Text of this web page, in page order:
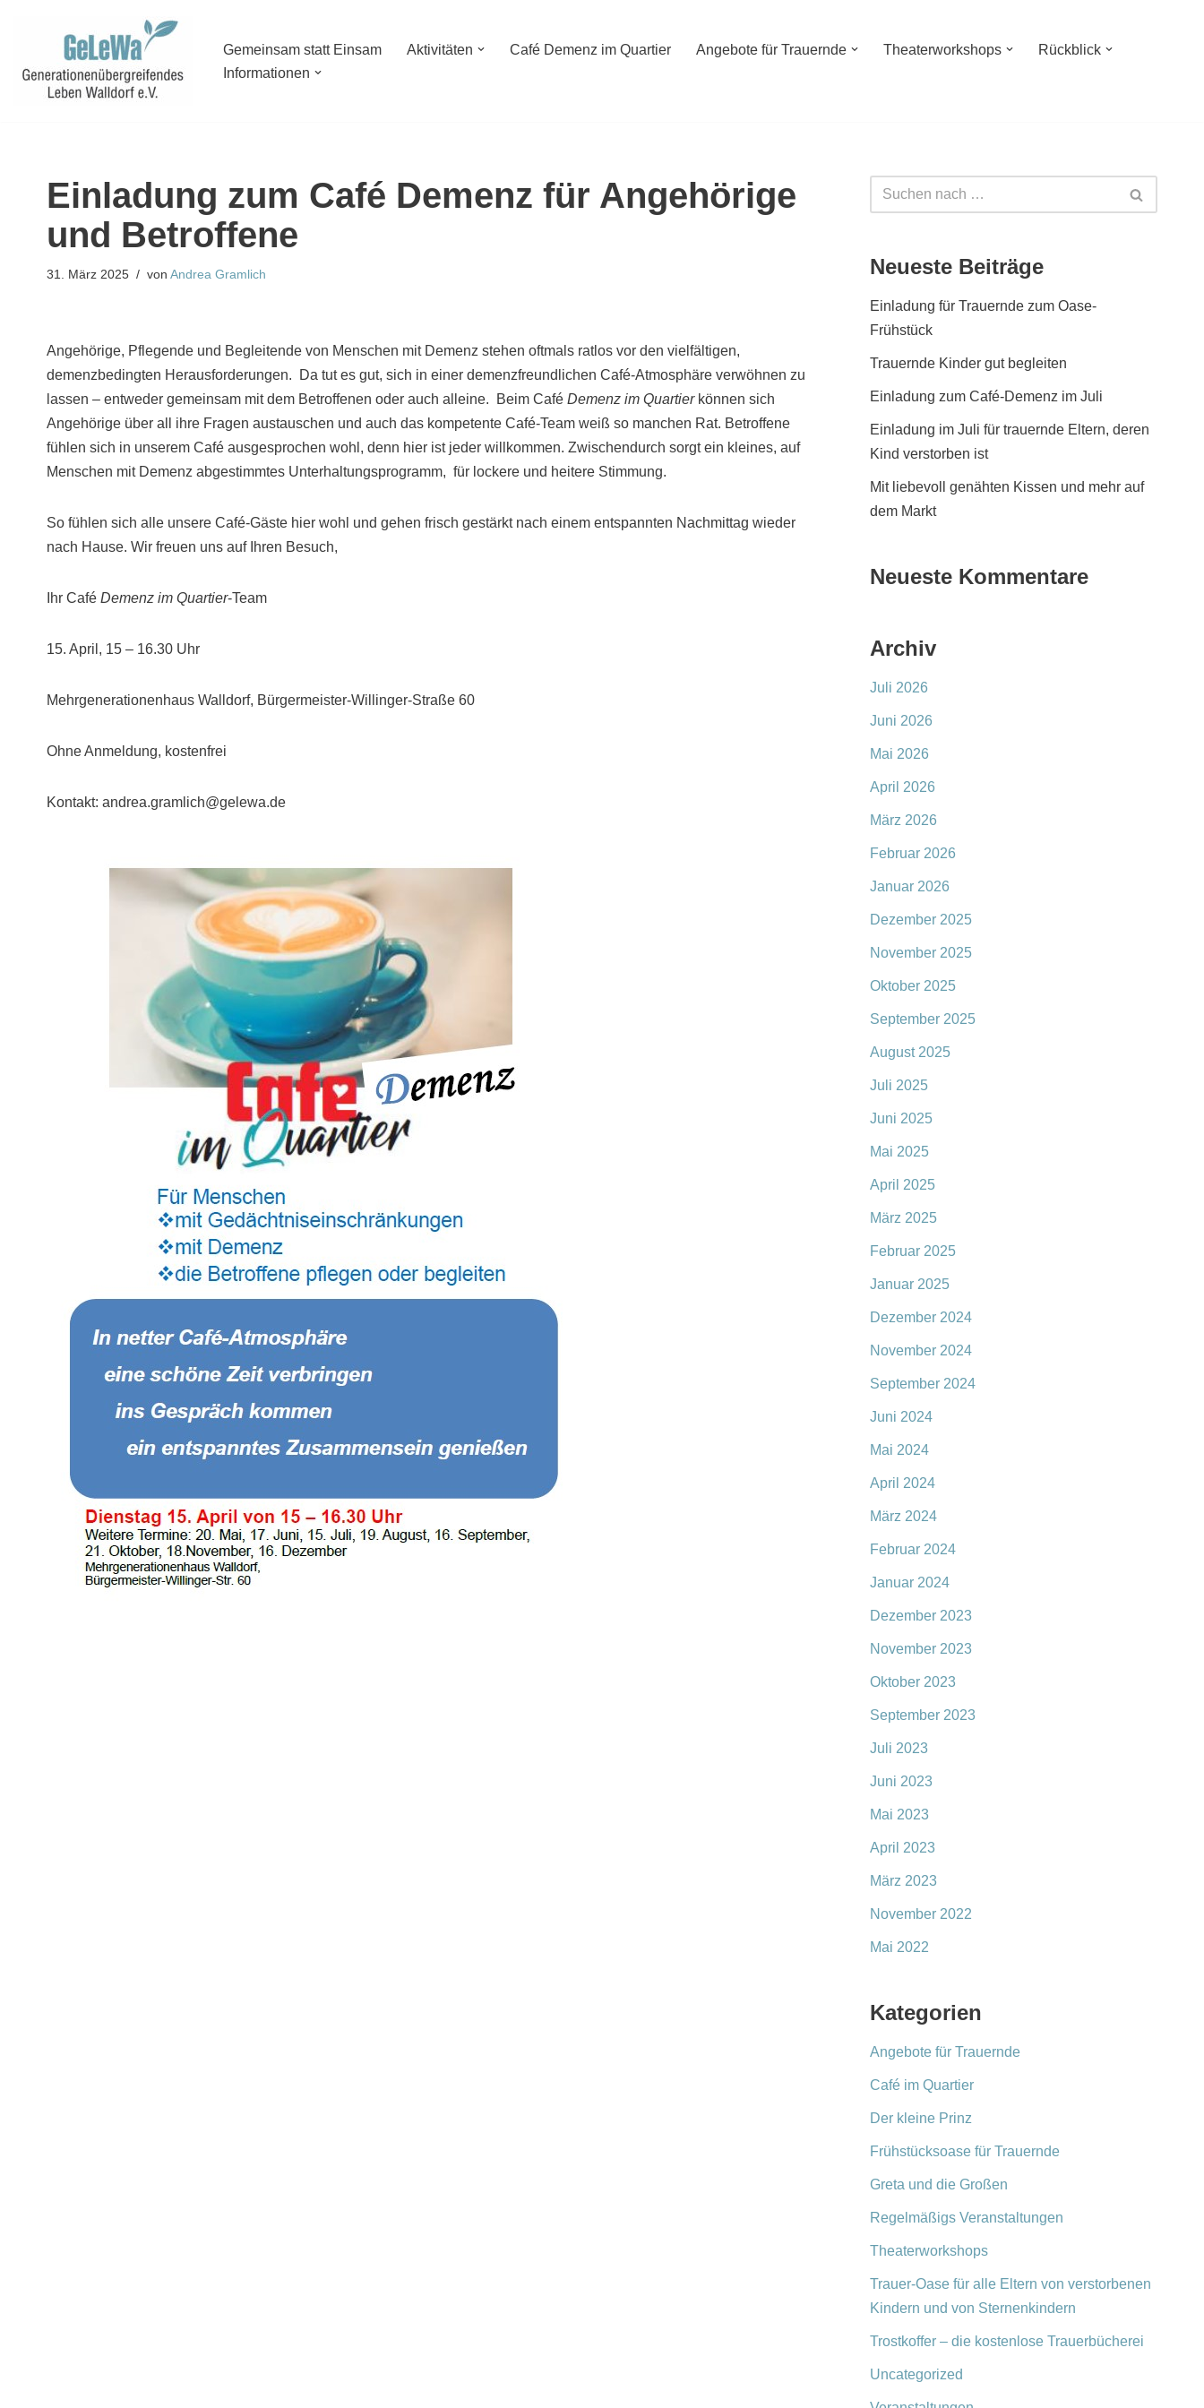
Inhalt
springen
Gemeinsam statt Einsam Aktivitäten Café Demenz im Quartier Angebote für Trauernde Theaterworkshops
Rückblick
Informationen
Einladung zum Café Demenz für Angehörige
und Betroffene
31. März 2025 von Andrea Gramlich
Angehörige, Pflegende und Begleitende von Menschen mit Demenz stehen oftmals ratlos vor den vielfältigen,
demenzbedingten Herausforderungen. Da tut es gut, sich in einer demenzfreundlichen Café-Atmosphäre verwöhnen zu
lassen – entweder gemeinsam mit dem Betroffenen oder auch alleine. Beim Café Demenz im Quartier können sich
Angehörige über all ihre Fragen austauschen und auch das kompetente Café-Team weiß so manchen Rat. Betroffene
fühlen sich in unserem Café ausgesprochen wohl, denn hier ist jeder willkommen. Zwischendurch sorgt ein kleines, auf
Menschen mit Demenz abgestimmtes Unterhaltungsprogramm, für lockere und heitere Stimmung.
So fühlen sich alle unsere Café-Gäste hier wohl und gehen frisch gestärkt nach einem entspannten Nachmittag wieder
nach Hause. Wir freuen uns auf Ihren Besuch,
Ihr Café Demenz im Quartier-Team
15. April, 15 – 16.30 Uhr
Mehrgenerationenhaus Walldorf, Bürgermeister-Willinger-Straße 60
Ohne Anmeldung, kostenfrei
Kontakt: andrea.gramlich@gelewa.de
Neueste Beiträge
Einladung für Trauernde zum Oase-
Frühstück
Trauernde Kinder gut begleiten
Einladung zum Café-Demenz im Juli
Einladung im Juli für trauernde Eltern, deren
Kind verstorben ist
Mit liebevoll genähten Kissen und mehr auf
dem Markt
Neueste Kommentare
Archiv
Juli 2026
Juni 2026
Mai 2026
April 2026
März 2026
Februar 2026
Januar 2026
Dezember 2025
November 2025
Oktober 2025
September 2025
August 2025
Juli 2025
Juni 2025
Mai 2025
April 2025
März 2025
Februar 2025
Januar 2025
Dezember 2024
November 2024
September 2024
Juni 2024
Mai 2024
April 2024
März 2024
Februar 2024
Januar 2024
Dezember 2023
November 2023
Oktober 2023
September 2023
Juli 2023
Juni 2023
Mai 2023
April 2023
März 2023
November 2022
Mai 2022
Kategorien
Angebote für Trauernde
Café im Quartier
Der kleine Prinz
Frühstücksoase für Trauernde
Greta und die Großen
Regelmäßigs Veranstaltungen
Theaterworkshops
Trauer-Oase für alle Eltern von verstorbenen
Kindern und von Sternenkindern
Trostkoffer – die kostenlose Trauerbücherei
Uncategorized